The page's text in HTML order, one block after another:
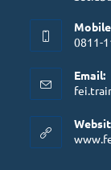
0811-
Email: